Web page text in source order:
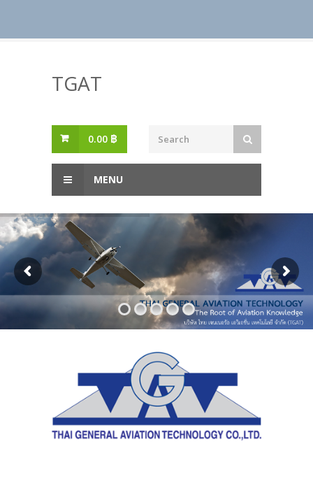
TGAT
0.00 ฿
MENU